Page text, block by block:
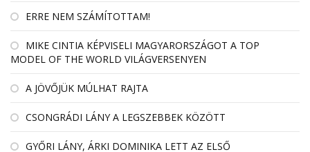
ERRE NEM SZÁMÍTOTTAM!
MIKE CINTIA KÉPVISELI MAGYARORSZÁGOT A TOP
MODEL OF THE WORLD VILÁGVERSENYEN
A JÖVŐJÜK MÚLHAT RAJTA
CSONGRÁDI LÁNY A LEGSZEBBEK KÖZÖTT
GYŐRI LÁNY, ÁRKI DOMINIKA LETT AZ ELSŐ